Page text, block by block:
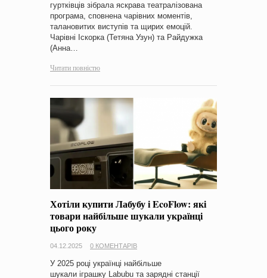
гуртківців зібрала яскрава театралізована
програма, сповнена чарівних моментів,
талановитих виступів та щирих емоцій.
Чарівні Іскорка (Тетяна Узун) та Райдужка
(Анна…
Читати повністю
Хотіли купити Лабубу і EcoFlow: які
товари найбільше шукали українці
цього року
04.12.2025 0 КОМЕНТАРІВ
У 2025 році українці найбільше
шукали іграшку Labubu та зарядні станції